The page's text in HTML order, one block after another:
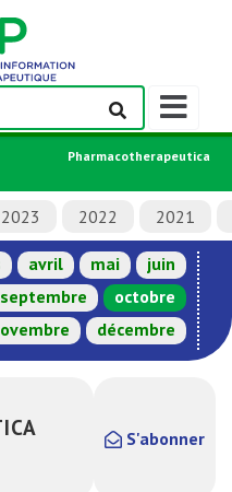
Afficher/
la
de
navigation
Pharmacotherapeutica
2023 2022 2021
avril mai
juin
septembre
octobre
décembre
S'abonner